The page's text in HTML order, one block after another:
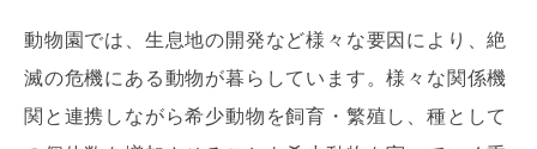
動物園では、生息地の開発など様々な要因により、絶
滅の危機にある動物が暮らしています。様々な関係機
関と連携しながら希少動物を飼育・繁殖し、種として